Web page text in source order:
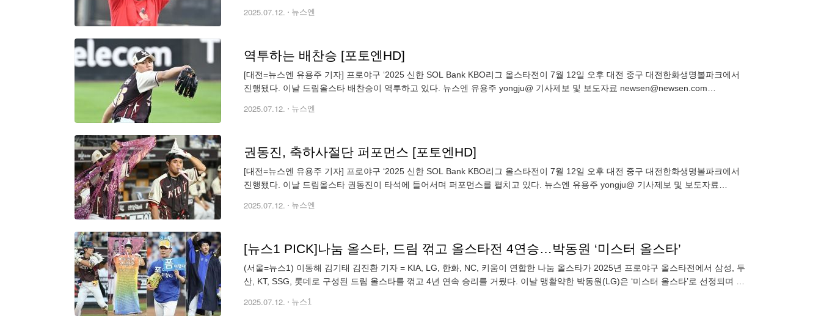
2025.07.12. 뉴스엔
역투하는 배찬승 [포토엔HD]
[대전=뉴스엔 유용주 기자] 프로야구 ‘2025 신한 SOL Bank KBO리그 올스타전이 7월 12일 오후 대전 중구 대전한화생명볼파크에서
진행됐다. 이날 드림올스타 배찬승이 역투하고 있다. 뉴스엔 유용주 yongju@ 기사제보 및 보도자료 newsen@newsen.com
2025.07.12. 뉴스엔
권동진, 축하사절단 퍼포먼스 [포토엔HD]
[대전=뉴스엔 유용주 기자] 프로야구 ‘2025 신한 SOL Bank KBO리그 올스타전이 7월 12일 오후 대전 중구 대전한화생명볼파크에서
진행됐다. 이날 드림올스타 권동진이 타석에 들어서며 퍼포먼스를 펼치고 있다. 뉴스엔 유용주 yongju@ 기사제보 및 보도자료
2025.07.12. 뉴스엔
[뉴스1 PICK]나눔 올스타, 드림 꺾고 올스타전 4연승…박동원 ‘미스터 올스타’
(서울=뉴스1) 이동해 김기태 김진환 기자 = KIA, LG, 한화, NC, 키움이 연합한 나눔 올스타가 2025년 프로야구 올스타전에서 삼성, 두
산, KT, SSG, 롯데로 구성된 드림 올스타를 꺾고 4년 연속 승리를 거뒀다. 이날 맹활약한 박동원(LG)은 ‘미스터 올스타’로 선정되며 팬
2025.07.12. 뉴스1